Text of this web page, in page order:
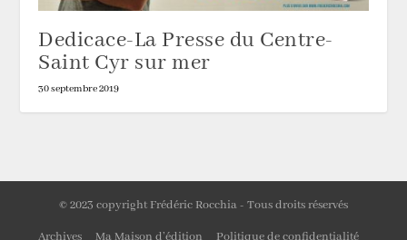
Dedicace-La Presse du Centre-
Saint Cyr sur mer
30 septembre 2019
© 2023 copyright Frédéric Rocchia - Tous droits réservés